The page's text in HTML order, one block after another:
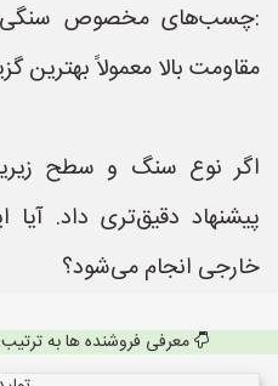
:چسب‌های مخصوص سنگی
مقاومت بالا معمولاً بهترین
اگر نوع سنگ و سطح
پیشنهاد دقیق‌تری داد.
خارجی انجام می‌شود؟
معرفی فروشنده ها به